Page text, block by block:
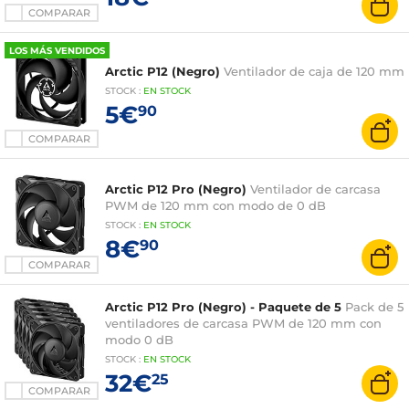
COMPARAR
LOS MÁS VENDIDOS
COMPARAR
Arctic P12 (Negro) Ventilador de caja de 120 mm
STOCK : EN STOCK
5€90
COMPARAR
Arctic P12 Pro (Negro) Ventilador de carcasa
PWM de 120 mm con modo de 0 dB
STOCK : EN STOCK
8€90
COMPARAR
Arctic P12 Pro (Negro) - Paquete de 5 Pack de 5
ventiladores de carcasa PWM de 120 mm con
modo 0 dB
STOCK : EN STOCK
32€25